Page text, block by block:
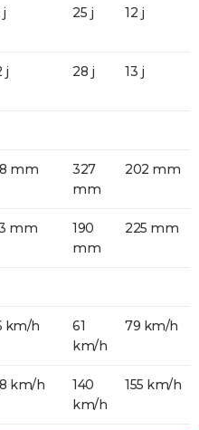
j 25 j 12 j
j 28 j 13 j
mm
327
mm
202 mm
mm
190
mm
225 mm
km/h
61
km/h
79 km/h
km/h
140
km/h
155 km/h